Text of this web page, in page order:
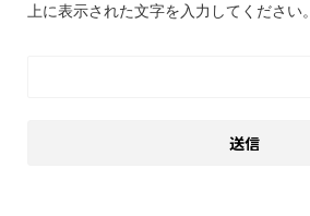
上に表示された文字を入力してください。